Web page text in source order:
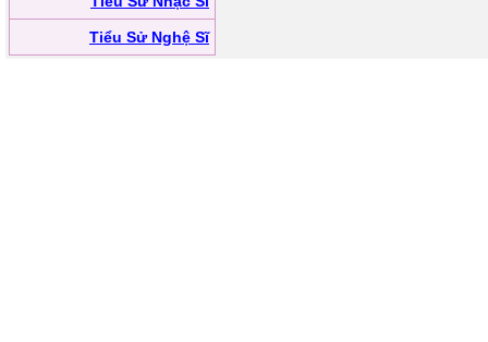
Tiểu Sử Nghệ Sĩ